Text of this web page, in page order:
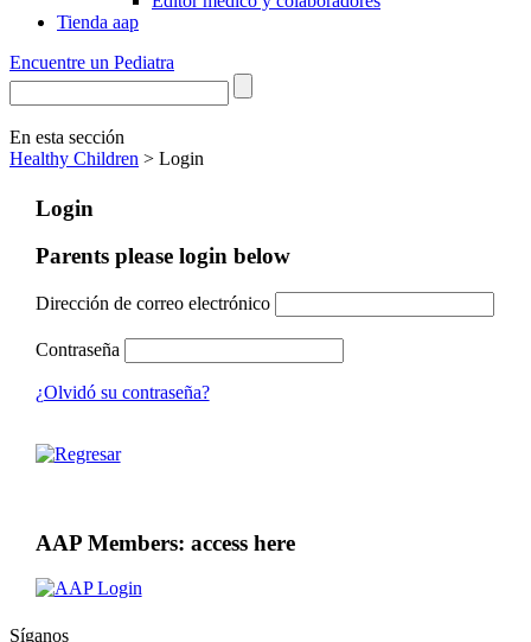
Tienda aap
Encuentre un Pediatra
En esta sección
Healthy Children > Login
Login
Parents please login below
Dirección de correo electrónico
Contraseña
¿Olvidó su contraseña?
AAP Members: access here
Síganos